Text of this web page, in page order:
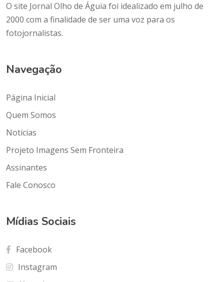
O site Jornal Olho de Águia foi idealizado em julho de
2000 com a finalidade de ser uma voz para os
fotojornalistas.
Navegação
Página Inicial
Quem Somos
Notícias
Projeto Imagens Sem Fronteira
Assinantes
Fale Conosco
Mídias Sociais
Facebook
Instagram